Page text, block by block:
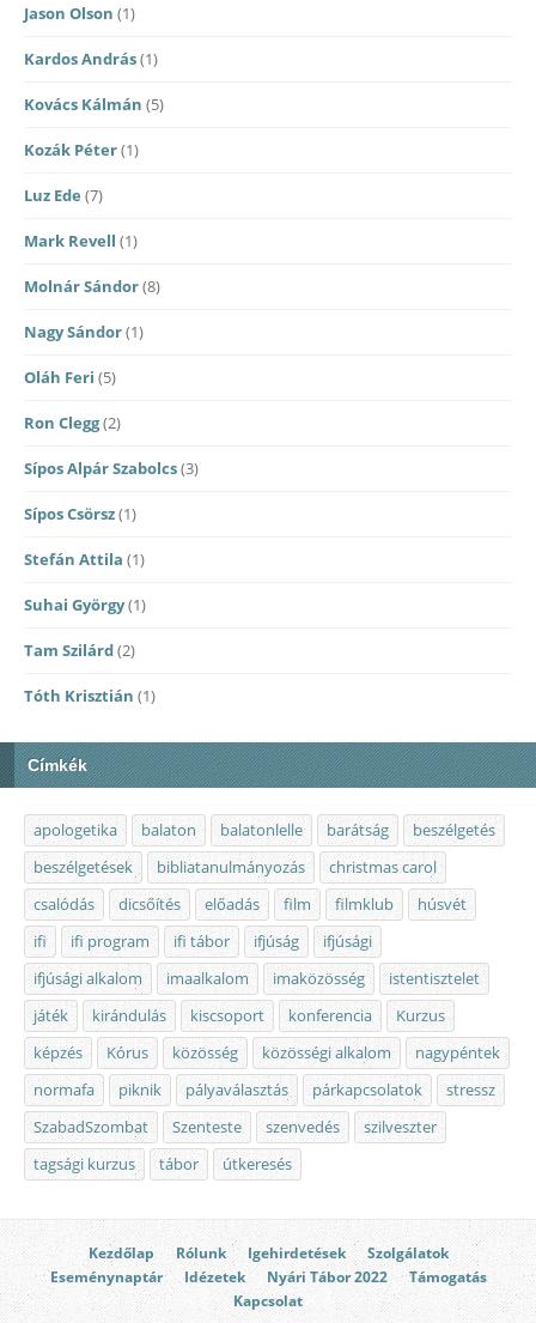
Jason Olson (1)
Kardos András(1)
Kovács Kálmán (5)
Kozák Péter(1)
Luz Ede (7)
Mark Revell (1)
Molnár Sándor(8)
Nagy Sándor(1)
Oláh Feri (5)
Ron Clegg(2)
Sípos Alpár Szabolcs(3)
Sípos Csörsz(1)
Stefán Attila (1)
Suhai György(1)
Tam Szilárd(2)
Tóth Krisztián (1)
Címkék
apologetika balaton balatonlelle barátság
beszélgetés
beszélgetések
bibliatanulmányozás
christmas carol
csalódás
dicsőítés előadás film filmklub
húsvét
ifi
ifi program ifi tábor ifjúság
ifjúsági
ifjúsági alkalom
imaalkalom imaközösség
istentisztelet
játék
kirándulás kiscsoport konferencia
Kurzus
képzés
Kórus közösség közösségi alkalom
nagypéntek
normafa
piknik pályaválasztás párkapcsolatok
stressz
SzabadSzombat
Szenteste szenvedés
szilveszter
tagsági kurzus
tábor útkeresés
Kezdőlap Rólunk Igehirdetések
Szolgálatok
Eseménynaptár
Idézetek Nyári Tábor 2022
Támogatás
Kapcsolat